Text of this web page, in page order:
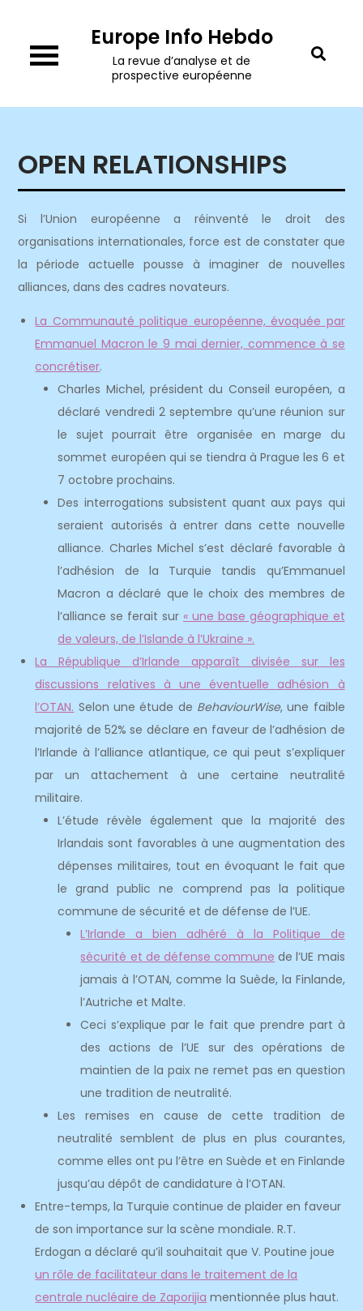
content
Europe Info Hebdo
La revue d’analyse et de
prospective européenne
OPEN RELATIONSHIPS
Si l’Union européenne a réinventé le droit des
organisations internationales, force est de constater que
la période actuelle pousse à imaginer de nouvelles
alliances, dans des cadres novateurs.
La Communauté politique européenne, évoquée par
Emmanuel Macron le 9 mai dernier, commence à se
concrétiser.
Charles Michel, président du Conseil européen, a
déclaré vendredi 2 septembre qu’une réunion sur
le sujet pourrait être organisée en marge du
sommet européen qui se tiendra à Prague les 6 et
7 octobre prochains.
Des interrogations subsistent quant aux pays qui
seraient autorisés à entrer dans cette nouvelle
alliance. Charles Michel s’est déclaré favorable à
l’adhésion de la Turquie tandis qu’Emmanuel
Macron a déclaré que le choix des membres de
l’alliance se ferait sur « une base géographique et
de valeurs, de l’Islande à l’Ukraine ».
La République d’Irlande apparaît divisée sur les
discussions relatives à une éventuelle adhésion à
l’OTAN. Selon une étude de BehaviourWise, une faible
majorité de 52% se déclare en faveur de l’adhésion de
l’Irlande à l’alliance atlantique, ce qui peut s’expliquer
par un attachement à une certaine neutralité
militaire.
L’étude révèle également que la majorité des
Irlandais sont favorables à une augmentation des
dépenses militaires, tout en évoquant le fait que
le grand public ne comprend pas la politique
commune de sécurité et de défense de l’UE.
L’Irlande a bien adhéré à la Politique de
sécurité et de défense commune de l’UE mais
jamais à l’OTAN, comme la Suède, la Finlande,
l’Autriche et Malte.
Ceci s’explique par le fait que prendre part à
des actions de l’UE sur des opérations de
maintien de la paix ne remet pas en question
une tradition de neutralité.
Les remises en cause de cette tradition de
neutralité semblent de plus en plus courantes,
comme elles ont pu l’être en Suède et en Finlande
jusqu’au dépôt de candidature à l’OTAN.
Entre-temps, la Turquie continue de plaider en faveur
de son importance sur la scène mondiale. R.T.
Erdogan a déclaré qu’il souhaitait que V. Poutine joue
un rôle de facilitateur dans le traitement de la
centrale nucléaire de Zaporijia mentionnée plus haut.